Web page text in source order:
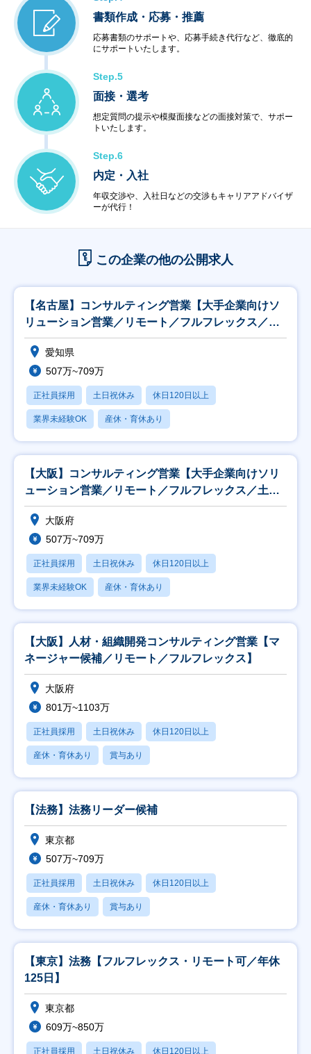
書類作成・応募・推薦
応募書類のサポートや、応募手続き代行など、徹底的
にサポートいたします。
Step.5
面接・選考
想定質問の提示や模擬面接などの面接対策で、サポー
トいたします。
Step.6
内定・入社
年収交渉や、入社日などの交渉もキャリアアドバイザ
ーが代行！
この企業の他の公開求人
【名古屋】コンサルティング営業【大手企業向けソ
リューション営業／リモート／フルフレックス／土
日祝】
愛知県
507万~709万
正社員採用 土日祝休み 休日120日以上
業界未経験OK 産休・育休あり
【大阪】コンサルティング営業【大手企業向けソリ
ューション営業／リモート／フルフレックス／土日
祝】
大阪府
507万~709万
正社員採用 土日祝休み 休日120日以上
業界未経験OK 産休・育休あり
【大阪】人材・組織開発コンサルティング営業【マ
ネージャー候補／リモート／フルフレックス】
大阪府
801万~1103万
正社員採用 土日祝休み 休日120日以上
産休・育休あり 賞与あり
【法務】法務リーダー候補
東京都
507万~709万
正社員採用 土日祝休み 休日120日以上
産休・育休あり 賞与あり
【東京】法務【フルフレックス・リモート可／年休
125日】
東京都
609万~850万
正社員採用 土日祝休み 休日120日以上